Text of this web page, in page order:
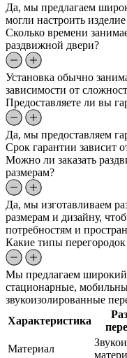
Да, мы предлагаем
могли настроить
Сколько времени
раздвижной двери?
Установка обычно
зависимости от
Предоставляете ли вы
Да, мы предоставляем
Срок гарантии зависит
Можно ли заказать
размерам?
Да, мы изготавливаем
размерам и дизайну,
потребностям и
Какие типы перегородок
Мы предлагаем широкий
стационарные,
звукоизолированные
Характеристика
Материал